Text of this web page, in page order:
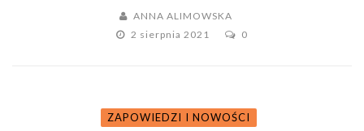
ANNA ALIMOWSKA
2 sierpnia 2021
0
ZAPOWIEDZI I NOWOŚCI